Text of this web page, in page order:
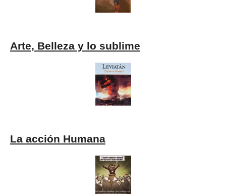
Arte, Belleza y lo sublime
La acción Humana